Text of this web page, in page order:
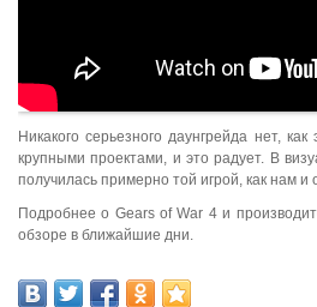
Никакого серьезного даунгрейда нет,
крупными проектами, и это радует. В
получилась примерно той игрой, как нам
Подробнее о Gears of War 4 и
обзоре в ближайшие дни.